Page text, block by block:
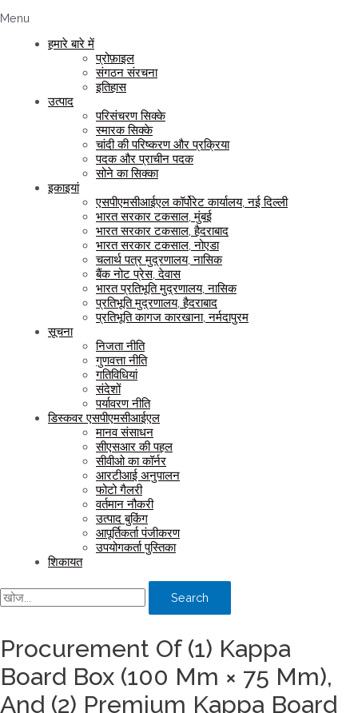
Menu
हमारे बारे में
प्रोफ़ाइल
संगठन संरचना
इतिहास
उत्पाद
परिसंचरण सिक्के
स्मारक सिक्के
चांदी की परिष्करण और प्रक्रिया
पदक और प्राचीन पदक
सोने का सिक्का
इकाइयां
एसपीएमसीआईएल कॉर्पोरेट कार्यालय, नई दिल्ली
भारत सरकार टकसाल, मुंबई
भारत सरकार टकसाल, हैदराबाद
भारत सरकार टकसाल, नोएडा
चलार्थ पत्र मुद्रणालय, नासिक
बैंक नोट प्रेस, देवास
भारत प्रतिभूति मुद्रणालय, नासिक
प्रतिभूति मुद्रणालय, हैदराबाद
प्रतिभूति कागज कारखाना, नर्मदापुरम
सूचना
निजता नीति
गुणवत्ता नीति
गतिविधियां
संदेशों
पर्यावरण नीति
डिस्कवर एसपीएमसीआईएल
मानव संसाधन
सीएसआर की पहल
सीवीओ का कॉर्नर
आरटीआई अनुपालन
फोटो गैलरी
वर्तमान नौकरी
उत्पाद बुकिंग
आपूर्तिकर्ता पंजीकरण
उपयोगकर्ता पुस्तिका
शिकायत
Search
Procurement Of (1) Kappa
Board Box (100 Mm × 75 Mm),
And (2) Premium Kappa Board